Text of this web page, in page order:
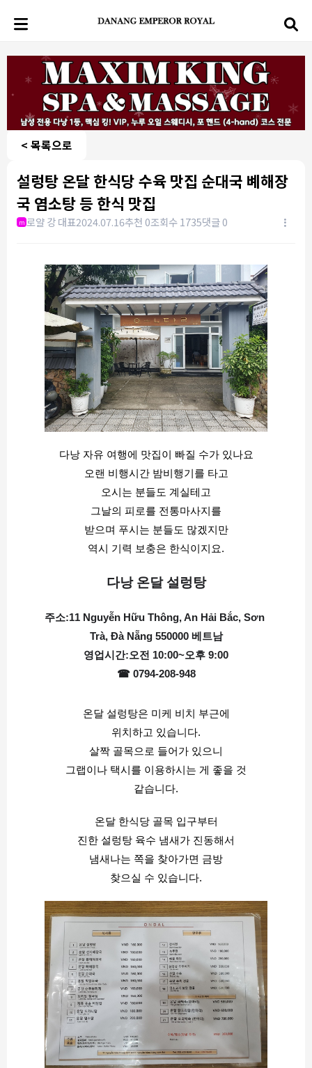
< 목록으로
설렁탕 온달 한식당 수육 맛집 순대국 볘해장
국 염소탕 등 한식 맛집
m 로얄 강 대표2024.07.16추천 0조회수 1735댓글 0
다낭 자유 여행에 맛집이 빠질 수가 있나요
오랜 비행시간 밤비행기를 타고
오시는 분들도 계실테고
그날의 피로를 전통마사지를
받으며 푸시는 분들도 많겠지만
역시 기력 보충은 한식이지요.
다낭 온달 설렁탕
주소:11 Nguyễn Hữu Thông, An Hải Bắc, Sơn
Trà, Đà Nẵng 550000 베트남
영업시간:오전 10:00~오후 9:00
☎ 0794-208-948
온달 설렁탕은 미케 비치 부근에
위치하고 있습니다.
살짝 골목으로 들어가 있으니
그랩이나 택시를 이용하시는 게 좋을 것
같습니다.
온달 한식당 골목 입구부터
진한 설렁탕 육수 냄새가 진동해서
냄새나는 쪽을 찾아가면 금방
찾으실 수 있습니다.